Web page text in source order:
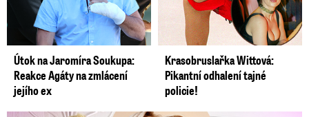
Útok na Jaromíra Soukupa:
Reakce Agáty na zmlácení
jejího ex
Krasobruslařka Wittová:
Pikantní odhalení tajné
policie!